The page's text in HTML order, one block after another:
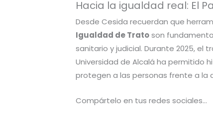
Hacia la igualdad real: El
Desde Cesida recuerdan que
Igualdad de Tratoson
sanitario y judicial. Durante 2025, el
Universidad de Alcalá ha permitido
protegen a las personas frente a la
Compártelo en tus redes sociales...